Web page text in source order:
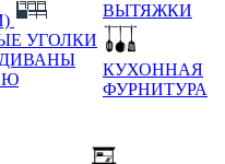
УГОЛКИ
ДИВАНЫ
ВЫТЯЖКИ
КУХОННАЯ
ФУРНИТУРА